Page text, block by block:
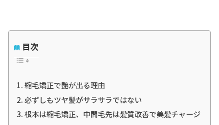
目次
縮毛矯正で艶が出る理由
必ずしもツヤ髪がサラサラではない
根本は縮毛矯正、中間毛先は髪質改善で美髪チャージ